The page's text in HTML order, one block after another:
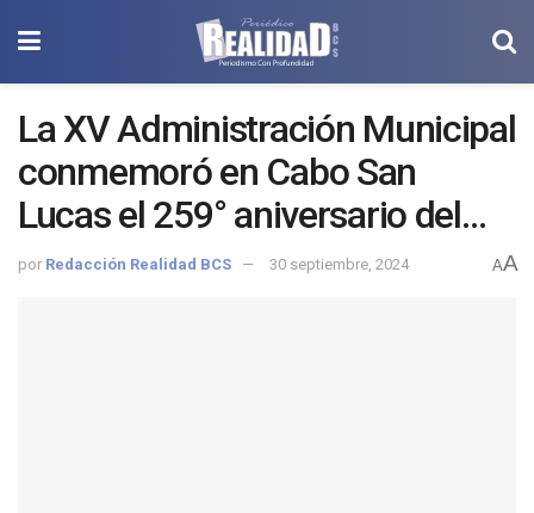
La XV Administración Municipal
conmemoró en Cabo San
Lucas el 259° aniversario del
Natalicio de Don José María
por Redacción Realidad BCS 30 septiembre, 2024 AA